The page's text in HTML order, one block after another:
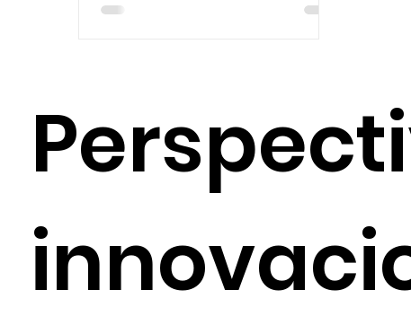
mediante la plataforma HIMS en la